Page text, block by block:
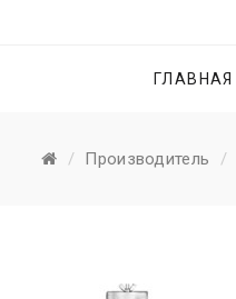
ГЛАВНАЯ
Производитель